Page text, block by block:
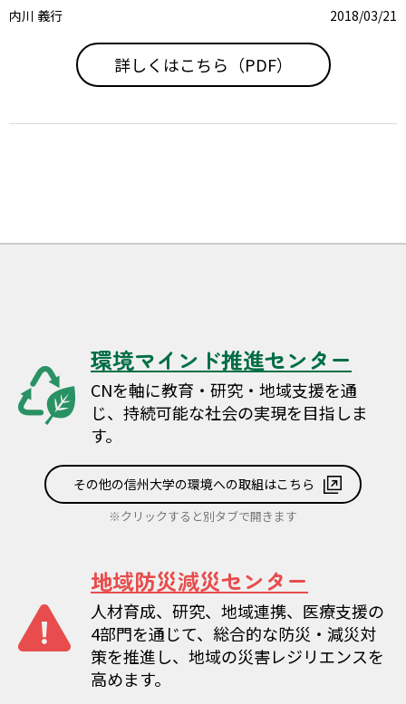
内川 義行 2018/03/21
詳しくはこちら（PDF）
環境マインド推進センター
CNを軸に教育・研究・地域支援を通
じ、持続可能な社会の実現を目指しま
す。
その他の信州大学の環境への取組はこちら
※クリックすると別タブで開きます
地域防災減災センター
人材育成、研究、地域連携、医療支援の
4部門を通じて、総合的な防災・減災対
策を推進し、地域の災害レジリエンスを
高めます。